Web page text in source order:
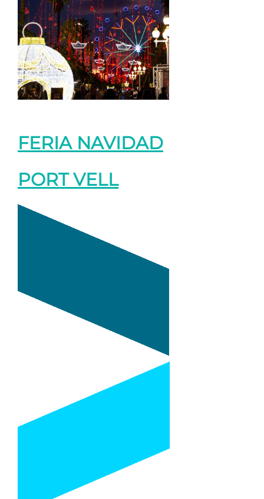
FERIA NAVIDAD
PORT VELL